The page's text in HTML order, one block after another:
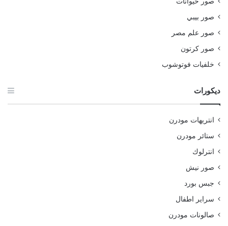
صور بيبي
صور علم مصر
صور كرتون
خلفيات فوتوشوب
ديكورات
انتريهات مودرن
ستائر مودرن
انترلوك
صور نيش
جبس بورد
سراير اطفال
صالونات مودرن